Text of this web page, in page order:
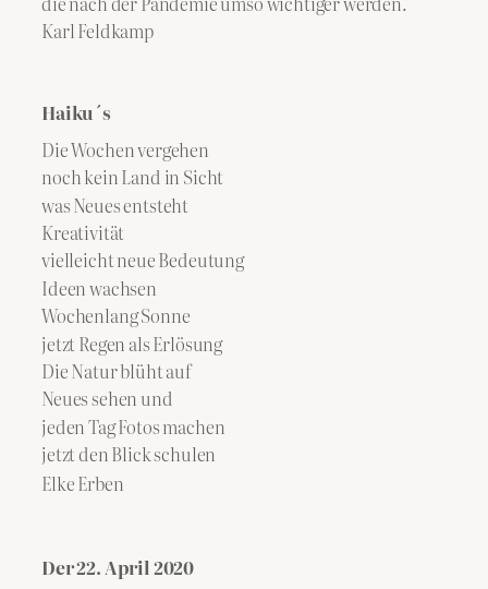
​Karl Feldkamp
Haiku´s
Die Wochen vergehen
noch kein Land in Sicht
was Neues entsteht
Kreativität
vielleicht neue Bedeutung
Ideen wachsen
Wochenlang Sonne
jetzt Regen als Erlösung
Die Natur blüht auf
Neues sehen und
jeden Tag Fotos machen
jetzt den Blick schulen
Elke Erben
Der 22. April 2020